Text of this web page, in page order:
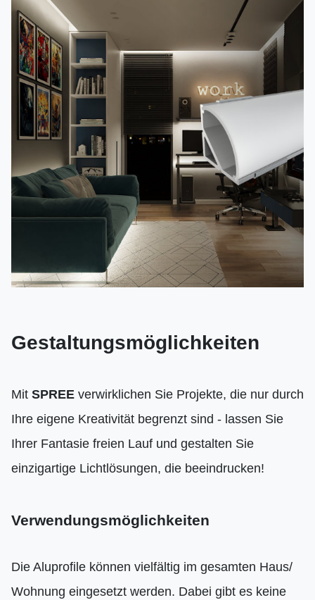
Gestaltungsmöglichkeiten
Mit SPREE verwirklichen Sie Projekte, die nur durch
Ihre eigene Kreativität begrenzt sind - lassen Sie
Ihrer Fantasie freien Lauf und gestalten Sie
einzigartige Lichtlösungen, die beeindrucken!
Verwendungsmöglichkeiten
Die Aluprofile können vielfältig im gesamten Haus/
Wohnung eingesetzt werden. Dabei gibt es keine